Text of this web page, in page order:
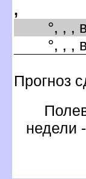
,
°, , ,
°, , ,
Прогноз
недели